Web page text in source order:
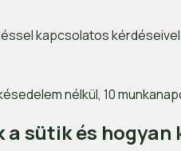
kapcsolatos
nélkül, 10
a sütik és hogyan